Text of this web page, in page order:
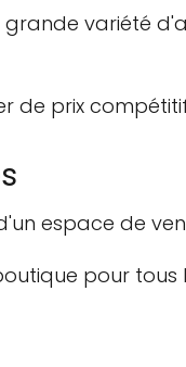
variété
de prix
espace de
pour tous